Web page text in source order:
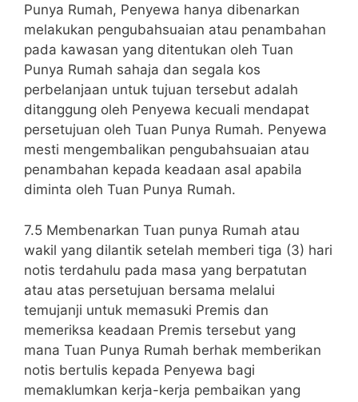
Punya Rumah, Penyewa hanya dibenarkan
melakukan pengubahsuaian atau penambahan
pada kawasan yang ditentukan oleh Tuan
Punya Rumah sahaja dan segala kos
perbelanjaan untuk tujuan tersebut adalah
ditanggung oleh Penyewa kecuali mendapat
persetujuan oleh Tuan Punya Rumah. Penyewa
mesti mengembalikan pengubahsuaian atau
penambahan kepada keadaan asal apabila
diminta oleh Tuan Punya Rumah.
7.5 Membenarkan Tuan punya Rumah atau
wakil yang dilantik setelah memberi tiga (3) hari
notis terdahulu pada masa yang berpatutan
atau atas persetujuan bersama melalui
temujanji untuk memasuki Premis dan
memeriksa keadaan Premis tersebut yang
mana Tuan Punya Rumah berhak memberikan
notis bertulis kepada Penyewa bagi
memaklumkan kerja-kerja pembaikan yang